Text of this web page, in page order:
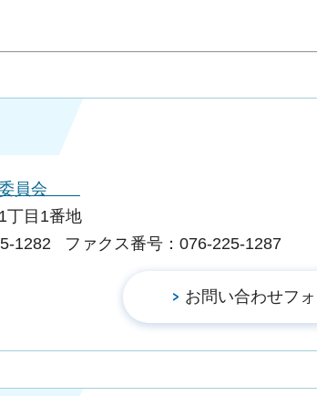
委員会
丁目1番地
1282
ファクス番号：076-225-1287